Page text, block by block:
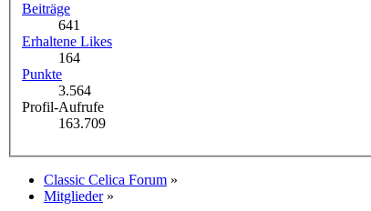
Beiträge
641
Erhaltene Likes
164
Punkte
3.564
Profil-Aufrufe
163.709
Classic Celica Forum »
Mitglieder »